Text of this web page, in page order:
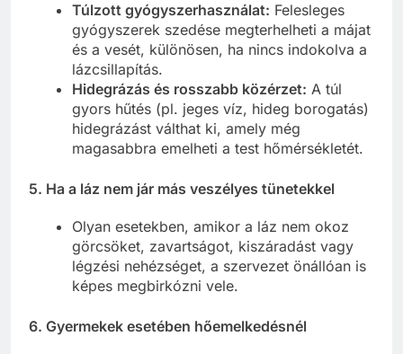
Túlzott gyógyszerhasználat: Felesleges
gyógyszerek szedése megterhelheti a májat
és a vesét, különösen, ha nincs indokolva a
lázcsillapítás.
Hidegrázás és rosszabb közérzet: A túl
gyors hűtés (pl. jeges víz, hideg borogatás)
hidegrázást válthat ki, amely még
magasabbra emelheti a test hőmérsékletét.
5. Ha a láz nem jár más veszélyes tünetekkel
Olyan esetekben, amikor a láz nem okoz
görcsöket, zavartságot, kiszáradást vagy
légzési nehézséget, a szervezet önállóan is
képes megbirkózni vele.
6. Gyermekek esetében hőemelkedésnél